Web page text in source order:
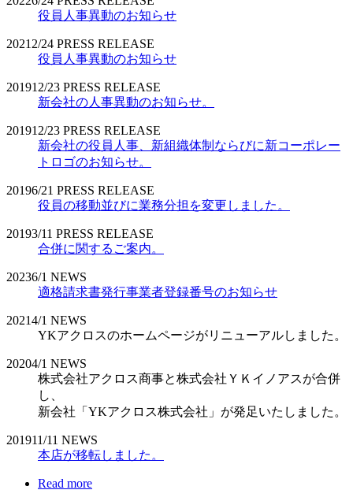
役員人事異動のお知らせ
2021 2/24 PRESS RELEASE
役員人事異動のお知らせ
201912/23 PRESS RELEASE
新会社の人事異動のお知らせ。
201912/23 PRESS RELEASE
新会社の役員人事、新組織体制ならびに新コーポレー
トロゴのお知らせ。
20196/21 PRESS RELEASE
役員の移動並びに業務分担を変更しました。
20193/11 PRESS RELEASE
合併に関するご案内。
20236/1 NEWS
適格請求書発行事業者登録番号のお知らせ
20214/1 NEWS
YKアクロスのホームページがリニューアルしました。
20204/1 NEWS
株式会社アクロス商事と株式会社ＹＫイノアスが合併
し、
新会社「YKアクロス株式会社」が発足いたしました。
201911/11 NEWS
本店が移転しました。
Read more